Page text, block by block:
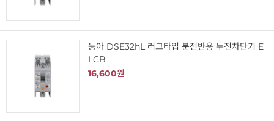
동아 DSE32hL 러그타입 분전반용 누전차단기 E
LCB
16,600원